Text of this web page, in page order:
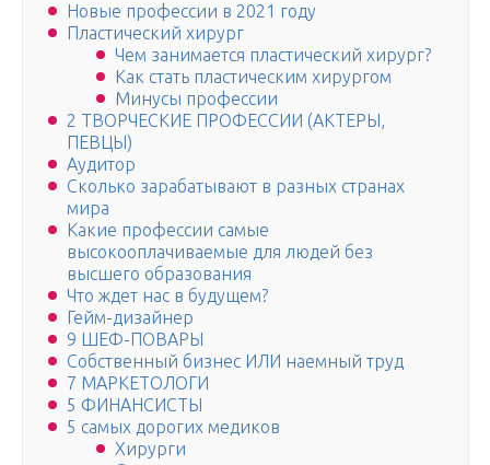
Новые профессии в 2021 году
Пластический хирург
Чем занимается пластический хирург?
Как стать пластическим хирургом
Минусы профессии
2 ТВОРЧЕСКИЕ ПРОФЕССИИ (АКТЕРЫ,
ПЕВЦЫ)
Аудитор
Сколько зарабатывают в разных странах
мира
Какие профессии самые
высокооплачиваемые для людей без
высшего образования
Что ждет нас в будущем?
Гейм-дизайнер
9 ШЕФ-ПОВАРЫ
Собственный бизнес ИЛИ наемный труд
7 МАРКЕТОЛОГИ
5 ФИНАНСИСТЫ
5 самых дорогих медиков
Хирурги